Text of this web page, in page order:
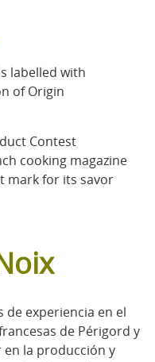
labelled with
of Origin
Contest
cooking magazine
mark for its savor
de experiencia en el
de Périgord y
en la producción y